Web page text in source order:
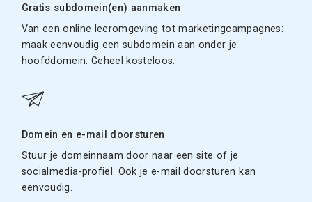
Gratis subdomein(en) aanmaken
Van een online leeromgeving tot marketingcampagnes:
maak eenvoudig eensubdomein aan onder je
hoofddomein. Geheel kosteloos.
Domein en e-mail doorsturen
Stuur je domeinnaam door naar een site of je
socialmedia-profiel. Ook je e-mail doorsturen kan
eenvoudig.